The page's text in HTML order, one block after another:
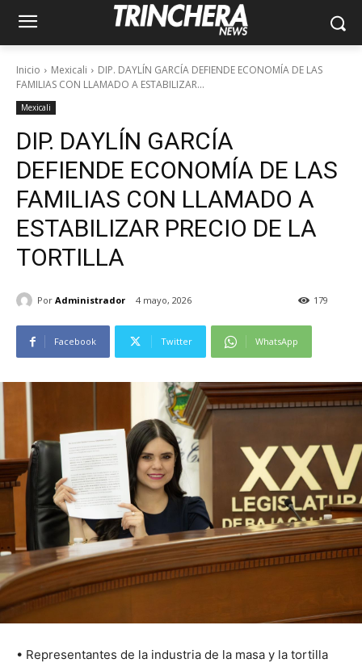
Inicio Mexicali
DIP. DAYLÍN GARCÍA DEFIENDE ECONOMÍA DE LAS
FAMILIAS CON LLAMADO A ESTABILIZAR...
Mexicali
DIP. DAYLÍN GARCÍA
DEFIENDE ECONOMÍA DE LAS
FAMILIAS CON LLAMADO A
ESTABILIZAR PRECIO DE LA
TORTILLA
Por Administrador 4 mayo, 2026 179
Facebook Twitter WhatsApp
• Representantes de la industria de la masa y la tortilla